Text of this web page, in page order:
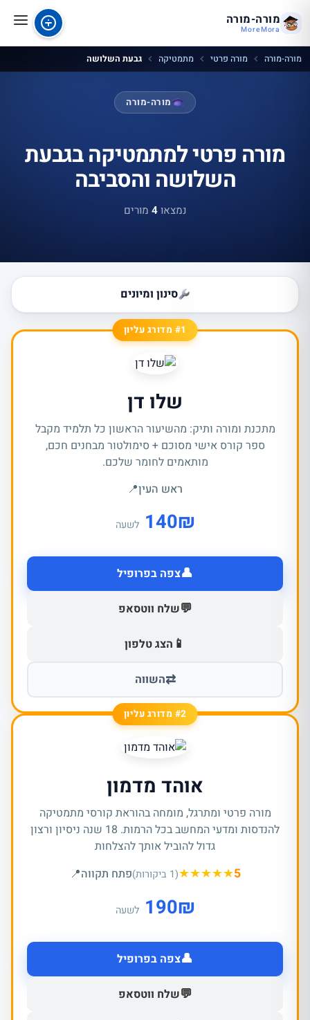
מורה-מורה
MoreMora
מורה-מורה מורה פרטי מתמטיקה גבעת השלושה
מורה-מורה
מורה פרטי למתמטיקה בגבעת
השלושה והסביבה
נמצאו4 מורים
סינון ומיונים
#1 מדורג עליון
שלו דן
מתכנת ומורה ותיק: מהשיעור הראשון כל תלמיד מקבל
ספר קורס אישי מסוכם + סימולטור מבחנים חכם,
מותאמים לחומר שלכם.
ראש העין📍
₪
140 לשעה
👤צפה בפרופיל
💬שלח ווטסאפ
📱 הצג טלפון
⇄השווה
#2 מדורג עליון
אוהד מדמון
מורה פרטי ומתרגל, מומחה בהוראת קורסי מתמטיקה
להנדסות ומדעי המחשב בכל הרמות. 18 שנה ניסיון ורצון
גדול להוביל אותך להצלחות
(1 ביקורות)★★★★★5 פתח תקווה📍
₪
190 לשעה
👤צפה בפרופיל
💬שלח ווטסאפ